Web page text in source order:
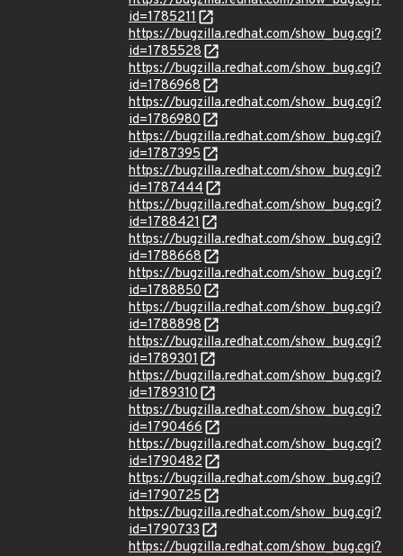
id=1785211
https://bugzilla.redhat.com/show_bug.cgi?
id=1785528
https://bugzilla.redhat.com/show_bug.cgi?
id=1786968
https://bugzilla.redhat.com/show_bug.cgi?
id=1786980
https://bugzilla.redhat.com/show_bug.cgi?
id=1787395
https://bugzilla.redhat.com/show_bug.cgi?
id=1787444
https://bugzilla.redhat.com/show_bug.cgi?
id=1788421
https://bugzilla.redhat.com/show_bug.cgi?
id=1788668
https://bugzilla.redhat.com/show_bug.cgi?
id=1788850
https://bugzilla.redhat.com/show_bug.cgi?
id=1788898
https://bugzilla.redhat.com/show_bug.cgi?
id=1789301
https://bugzilla.redhat.com/show_bug.cgi?
id=1789310
https://bugzilla.redhat.com/show_bug.cgi?
id=1790466
https://bugzilla.redhat.com/show_bug.cgi?
id=1790482
https://bugzilla.redhat.com/show_bug.cgi?
id=1790725
https://bugzilla.redhat.com/show_bug.cgi?
id=1790733
https://bugzilla.redhat.com/show_bug.cgi?